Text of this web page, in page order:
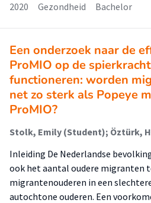
2020
Gezondheid Bachelor
Een onderzoek naar de
ProMIO op de
functioneren: worden
net zo sterk als Popeye
ProMIO?
Stolk, Emily (Student); Öztürk,
Inleiding De Nederlandse
ook het aantal oudere migranten
migrantenouderen in een
autochtone ouderen. Een